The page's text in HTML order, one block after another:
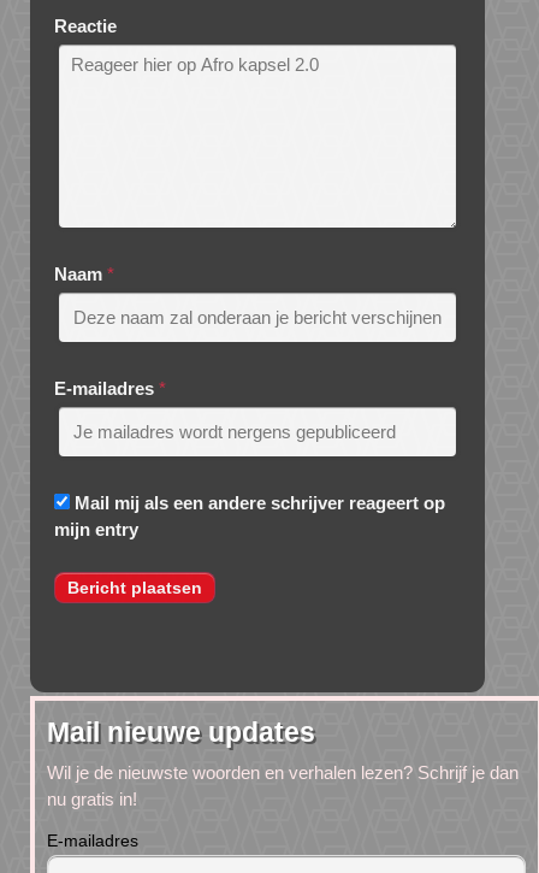
Reactie
Naam *
E-mailadres *
Mail mij als een andere schrijver reageert op
mijn entry
Mail nieuwe updates
Wil je de nieuwste woorden en verhalen lezen? Schrijf je dan
nu gratis in!
E-mailadres